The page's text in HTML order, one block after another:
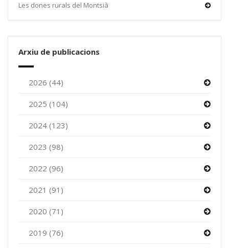
Les dones rurals del Montsià
Arxiu de publicacions
2026 (44)
2025 (104)
2024 (123)
2023 (98)
2022 (96)
2021 (91)
2020 (71)
2019 (76)